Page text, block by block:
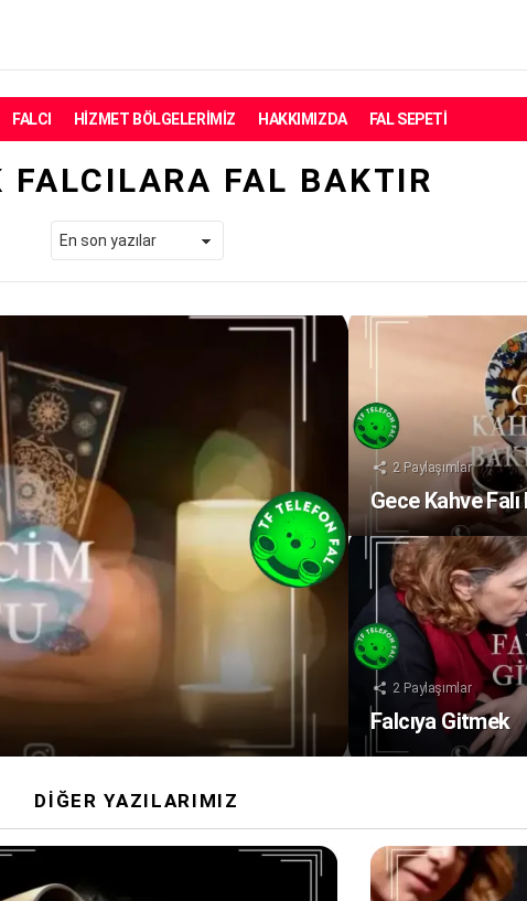
FALCI HIZMET BÖLGELERIMIZ HAKKIMIZDA FAL SEPETI
FALCILARA FAL BAKTIR
2 Paylaşımlar
Gece Kahve Falı
2 Paylaşımlar
Falcıya Gitmek
DIĞER YAZILARIMIZ